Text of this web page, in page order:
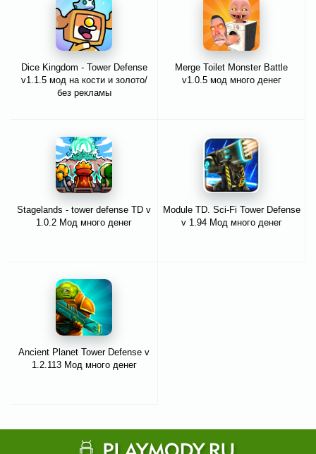
Dice Kingdom - Tower Defense
v1.1.5 мод на кости и золото/
без рекламы
Merge Toilet Monster Battle
v1.0.5 мод много денег
Stagelands - tower defense TD v
1.0.2 Мод много денег
Module TD. Sci-Fi Tower Defense
v 1.94 Мод много денег
Ancient Planet Tower Defense v
1.2.113 Мод много денег